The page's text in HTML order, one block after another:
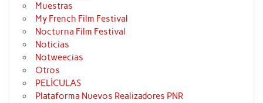
Muestras
My French Film Festival
Nocturna Film Festival
Noticias
Notweecias
Otros
PELÍCULAS
Plataforma Nuevos Realizadores PNR